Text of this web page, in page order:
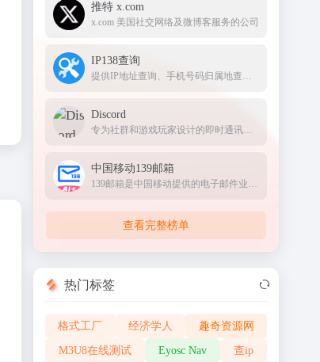
推特 x.com
x.com 美国社交网络及微博客服务的公司
IP138查询
提供IP地址查询、手机号码归属地查询、邮政编码查询及身份证号码验证等服务
Discord
专为社群和游戏玩家设计的即时通讯应用，提供文字、语音和视频聊天功能
中国移动139邮箱
139邮箱是中国移动提供的电子邮件业务，以手机号@139.com作为邮箱地址，来邮短信及时提醒,同时提供WEB、WAP、短彩信、APP等多种方式，随时随地收发邮件
查看完整榜单
热门标签
格式工厂 经济学人 趣奇资源网
M3U8在线测试 Eyosc Nav 查ip